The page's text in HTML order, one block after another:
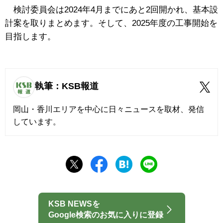
検討委員会は2024年4月までにあと2回開かれ、基本設
計案を取りまとめます。そして、2025年度の工事開始を
目指します。
執筆：KSB報道
岡山・香川エリアを中心に日々ニュースを取材、発信
しています。
KSB NEWSを
Google検索のお気に入りに登録